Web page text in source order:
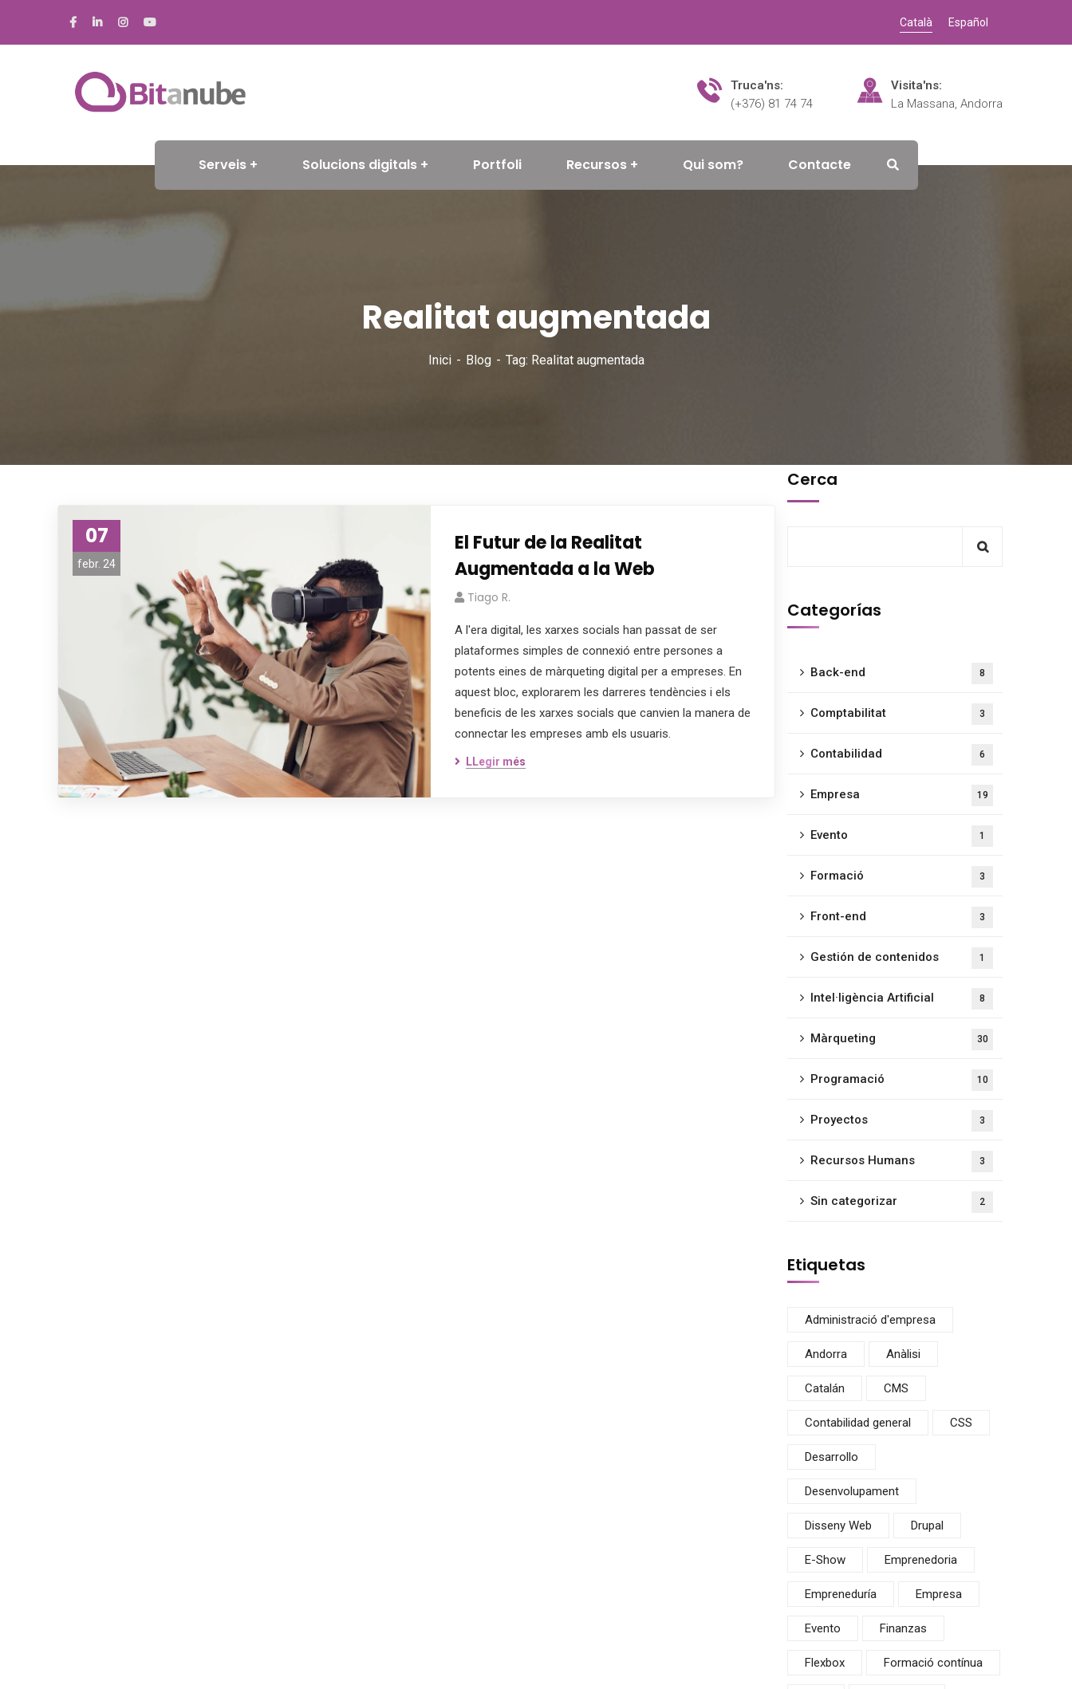
Català Español
Truca'ns:
(+376) 81 74 74
Visita'ns:
La Massana, Andorra
Serveis Solucions digitals Portfoli Recursos Qui som? Contacte
Realitat augmentada
Inici Blog Tag: Realitat augmentada
07
febr. 24
El Futur de la Realitat
Augmentada a la Web
Tiago R.
A l'era digital, les xarxes socials han passat de ser
plataformes simples de connexió entre persones a
potents eines de màrqueting digital per a empreses. En
aquest bloc, explorarem les darreres tendències i els
beneficis de les xarxes socials que canvien la manera de
connectar les empreses amb els usuaris.
LLegir més
Cerca
Categorías
Back-end 8
Comptabilitat 3
Contabilidad 6
Empresa 19
Evento 1
Formació 3
Front-end 3
Gestión de contenidos 1
Intel·ligència Artificial 8
Màrqueting 30
Programació 10
Proyectos 3
Recursos Humans 3
Sin categorizar 2
Etiquetas
Administració d'empresa
Andorra Anàlisi
Catalán CMS
Contabilidad general CSS
Desarrollo
Desenvolupament
Disseny Web Drupal
E-Show Emprenedoria
Empreneduría Empresa
Evento Finanzas
Flexbox Formació contínua